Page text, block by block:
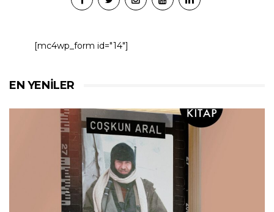
[mc4wp_form id="14"]
EN YENILER